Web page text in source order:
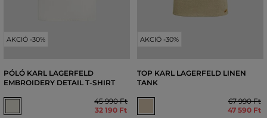
AKCIÓ -30%
PÓLÓ KARL LAGERFELD
EMBROIDERY DETAIL T-SHIRT
45 990 Ft
32 190 Ft
AKCIÓ -30%
TOP KARL LAGERFELD LINEN
TANK
67 990 Ft
47 590 Ft